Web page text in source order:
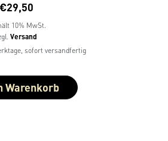
€29,50
10% MwSt.
Versand
sofort versandfertig
Warenkorb